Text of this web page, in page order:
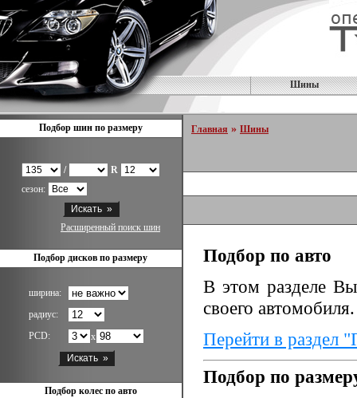
Шины
Подбор шин по размеру
/
R
сезон:
Расширенный поиск шин
Подбор дисков по размеру
ширина:
радиус:
PCD:
x
Подбор колес по авто
Главная » Шины
Подбор по авто
В этом разделе
своего автомобиля.
Перейти в раздел
Подбор по